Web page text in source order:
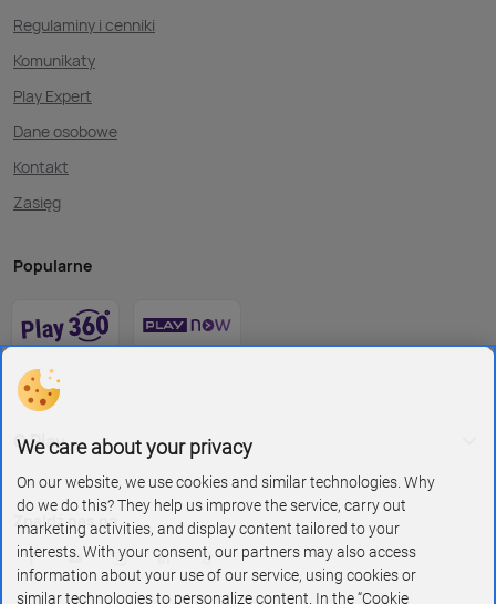
Regulaminy i cenniki
Komunikaty
Play Expert
Dane osobowe
Kontakt
Zasięg
Popularne
O Play
Znajdź nas na
We care about your privacy
On our website, we use cookies and similar technologies. Why
do we do this? They help us improve the service, carry out
marketing activities, and display content tailored to your
interests. With your consent, our partners may also access
information about your use of our service, using cookies or
similar technologies to personalize content. In the “Cookie